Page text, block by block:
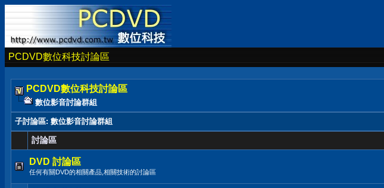
PCDVD數位科技討論區
PCDVD數位科技討論區
數位影音討論群組
子討論區: 數位影音討論群組
討論區
DVD 討論區
任何有關DVD的相關產品,相關技術的討論區